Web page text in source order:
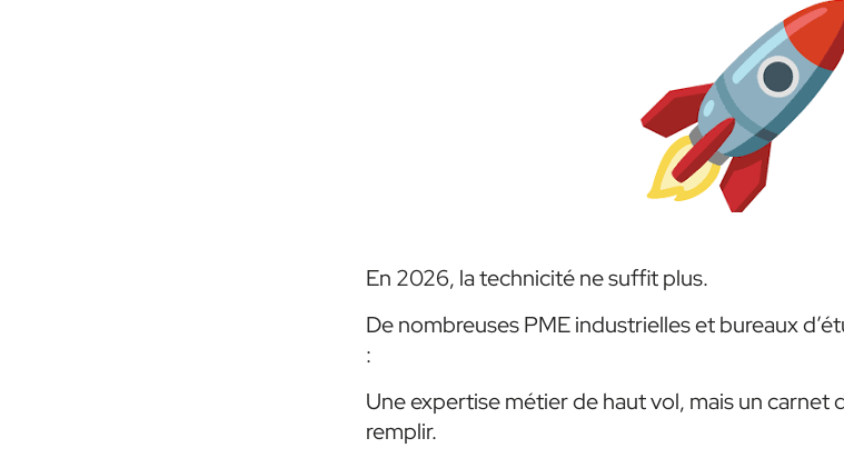
En 2026, la technicité ne suffit plus.
De nombreuses PME industrielles et bureaux
:
Une expertise métier de haut vol, mais un carnet
remplir.